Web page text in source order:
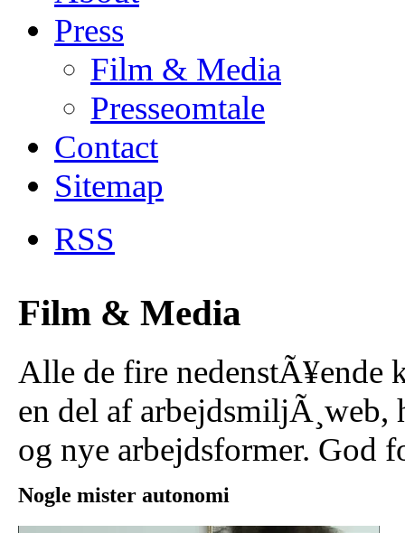
Press
Film & Media
Presseomtale
Contact
Sitemap
RSS
Film & Media
Alle de fire nedenstÃ¥ende
en del af arbejdsmiljÃ¸web,
og nye arbejdsformer. God
Nogle mister autonomi